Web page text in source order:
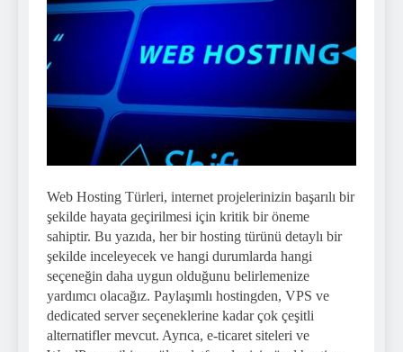
Web Hosting Türleri, internet projelerinizin başarılı bir
şekilde hayata geçirilmesi için kritik bir öneme
sahiptir. Bu yazıda, her bir hosting türünü detaylı bir
şekilde inceleyecek ve hangi durumlarda hangi
seçeneğin daha uygun olduğunu belirlemenize
yardımcı olacağız. Paylaşımlı hostingden, VPS ve
dedicated server seçeneklerine kadar çok çeşitli
alternatifler mevcut. Ayrıca, e-ticaret siteleri ve